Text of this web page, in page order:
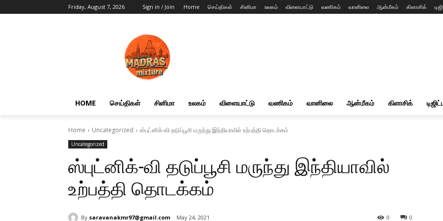
Friday, August 7, 2026 Sign in / Join Home செய்திகள் சினிமா உலகம் விளையாட்டு வணிகம் வானிலை ஆன்மீகம் கிளாசிக்
HOME செய்திகள் சினிமா உலகம் விளையாட்டு வணிகம் வானிலை ஆன்மீகம் கிளாசிக்
Home Uncategorized ஸ்புட்னிக்-வி தடுப்பூசி மருந்து இந்தியாவில் உற்பத்தி தொடக்கம்
Uncategorized
ஸ்புட்னிக்-வி தடுப்பூசி மருந்து இந்தியாவில்
உற்பத்தி தொடக்கம்
By saravanakmr97@gmail.com May 24, 2021 0
0